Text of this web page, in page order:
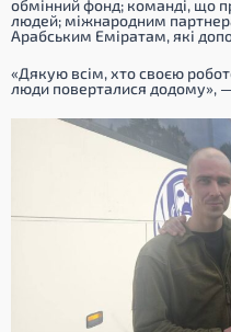
обмінний фонд; команді, що
людей; міжнародним
Арабським Еміратам, які
«Дякую всім, хто своєю
люди поверталися додому»,